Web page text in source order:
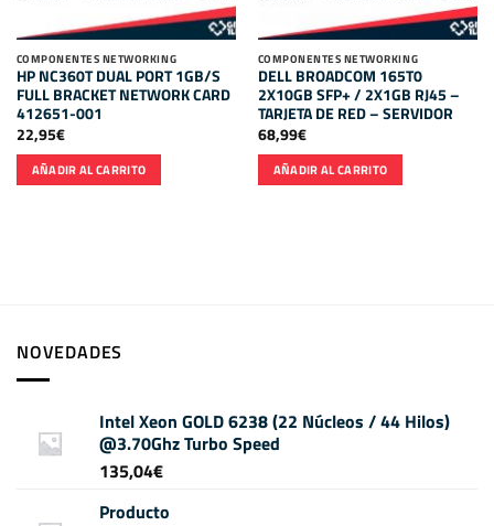
COMPONENTES NETWORKING
HP NC360T DUAL PORT 1GB/S
FULL BRACKET NETWORK CARD
412651-001
22,95€
AÑADIR AL CARRITO
COMPONENTES NETWORKING
DELL BROADCOM 165T0
2X10GB SFP+ / 2X1GB RJ45 –
TARJETA DE RED – SERVIDOR
68,99€
AÑADIR AL CARRITO
NOVEDADES
Intel Xeon GOLD 6238 (22 Núcleos / 44 Hilos)
@3.70Ghz Turbo Speed
135,04€
Producto